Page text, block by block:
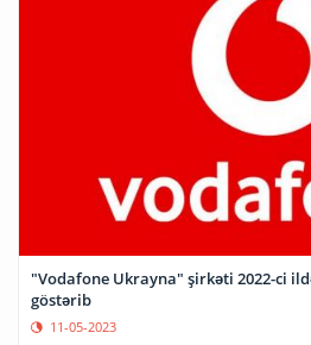
"Vodafone Ukrayna" şirkəti 2022-ci
göstərib
11-05-2023